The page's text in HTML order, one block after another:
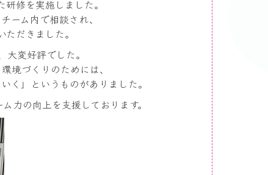
修を実施しました。
ーム内で相談され、
だきました。
変好評でした。
境づくりのためには、
く」というものがありました。
力の向上を支援しております。